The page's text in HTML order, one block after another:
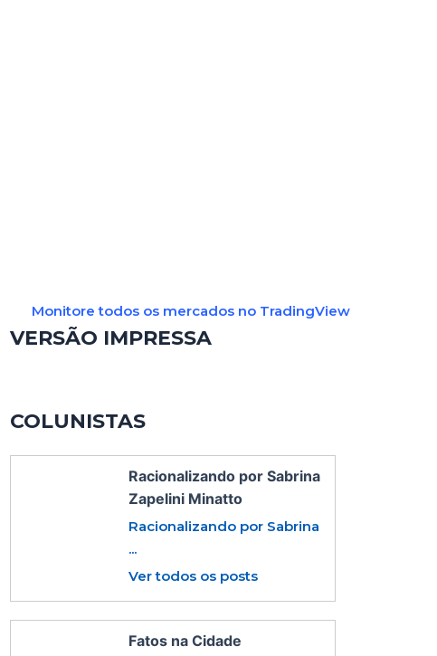
Monitore todos os mercados no TradingView
VERSÃO IMPRESSA
COLUNISTAS
Racionalizando por Sabrina
Zapelini Minatto
Racionalizando por Sabrina
...
Ver todos os posts
Fatos na Cidade